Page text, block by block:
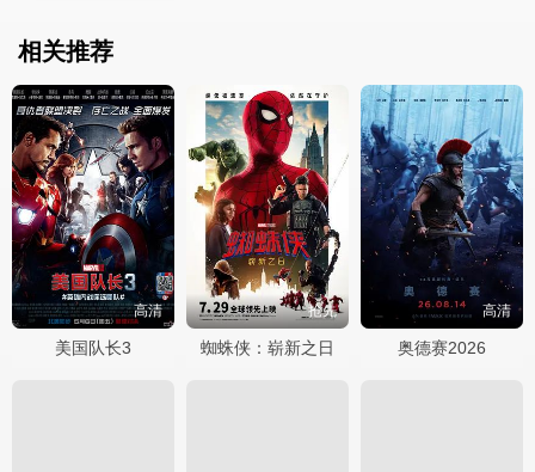
相关推荐
高清
美国队长3
抢先
蜘蛛侠：崭新之日
高清
奥德赛2026